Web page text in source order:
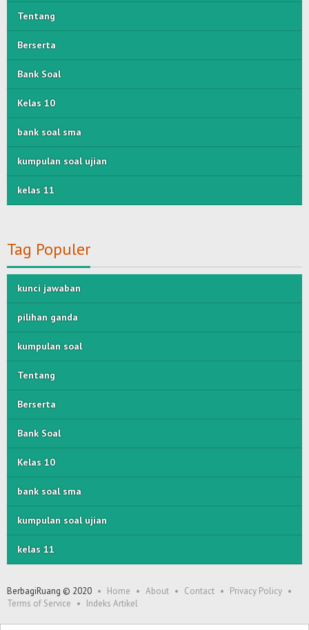
Tentang
Berserta
Bank Soal
Kelas 10
bank soal sma
kumpulan soal ujian
kelas 11
Tag Populer
kunci jawaban
pilihan ganda
kumpulan soal
Tentang
Berserta
Bank Soal
Kelas 10
bank soal sma
kumpulan soal ujian
kelas 11
BerbagiRuang © 2020 Home About Contact
Privacy Policy
Terms of Service
Indeks Artikel